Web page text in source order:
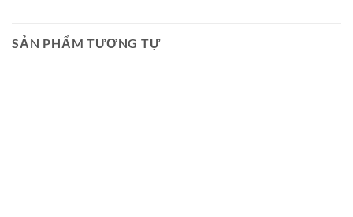
SẢN PHẨM TƯƠNG TỰ